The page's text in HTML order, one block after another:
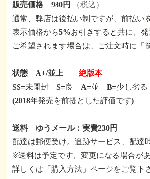
販売価格 980円
（税込）
通常、弊店は後払い制ですが、前払い
表示価格から5%お引きすると共に、
ご希望されます場合は、ご注文時に「
状態 A+/並上
絶版本
SS=未開封 S=良 A=並 B=少し劣
(2018年発売を前提とした評価です)
送料 ゆうメール：実費230円
配達は郵便受け。追跡サービス、配達
※送料は予定です。変更になる場合があ
詳しくは「購入方法」ページをご覧下